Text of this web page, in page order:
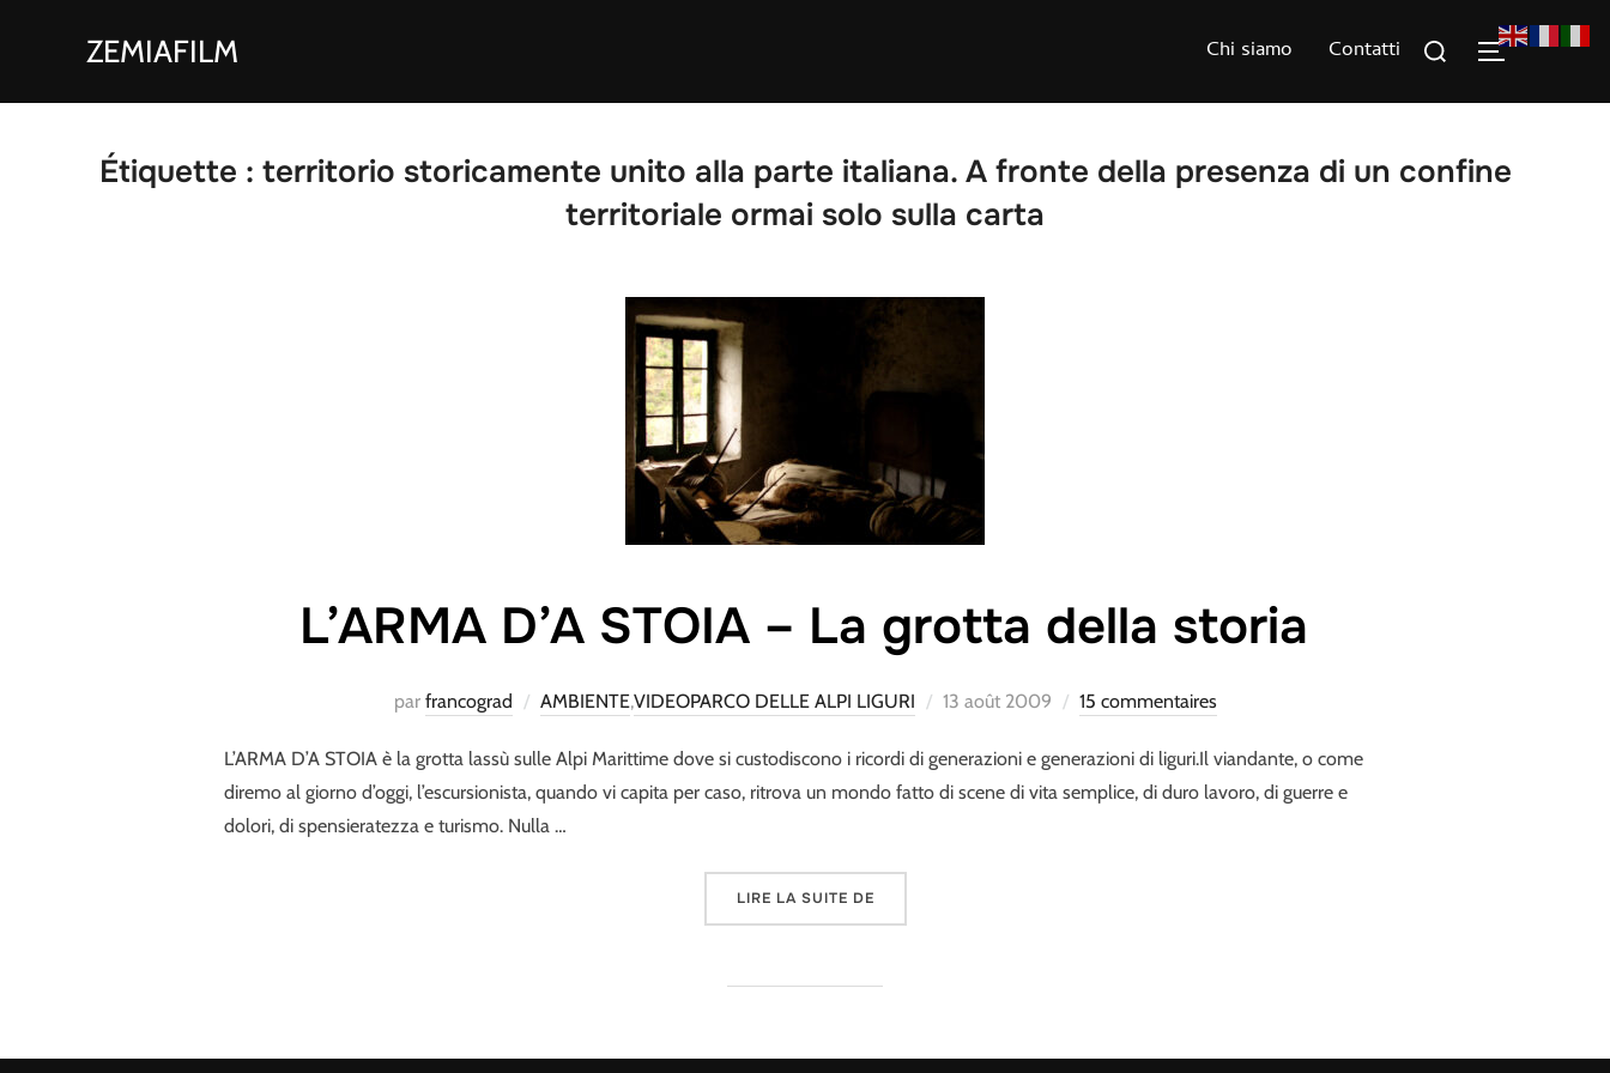
ZEMIAFILM Chi siamo Contatti
Rechercher :
Étiquette : territorio storicamente unito alla parte italiana. A fronte della presenza di un confine
territoriale ormai solo sulla carta
L’ARMA D’A STOIA – La grotta della storia
par francograd AMBIENTE,VIDEOPARCO DELLE ALPI LIGURI
Publié
13 août 2009 15 commentaires
L’ARMA D’A STOIA è la grotta lassù sulle Alpi Marittime dove si custodiscono i ricordi di generazioni e generazioni di liguri.Il viandante, o come
diremo al giorno d’oggi, l’escursionista, quando vi capita per caso, ritrova un mondo fatto di scene di vita semplice, di duro lavoro, di guerre e
dolori, di spensieratezza e turismo. Nulla …
LIRE LA SUITE DE« L’ARMA D’A STOIA – LA GROTTA DELLA STORIA »